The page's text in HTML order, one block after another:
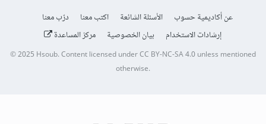
عن أكاديمية حسوب الأسئلة الشائعة اكتب معنا
درّب معنا
إرشادات الاستخدام
بيان الخصوصية مركز المساعدة
© 2025 Hsoub.Content licensed underCC BY-NC-SA 4.0unless mentioned
otherwise.